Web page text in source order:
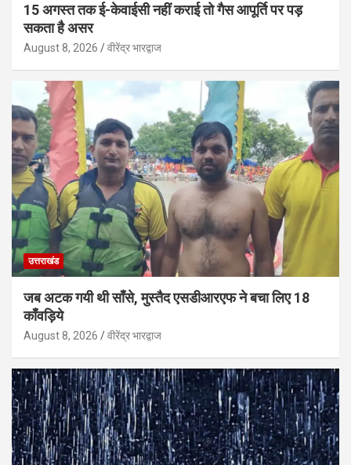
15 अगस्त तक ई-केवाईसी नहीं कराई तो गैस आपूर्ति पर पड़
सकता है असर
August 8, 2026 वीरेंद्र भारद्वाज
उत्तराखंड
जब अटक गयी थी साँसे, मुस्तैद एसडीआरएफ ने बचा लिए 18
काँवड़िये
August 8, 2026 वीरेंद्र भारद्वाज